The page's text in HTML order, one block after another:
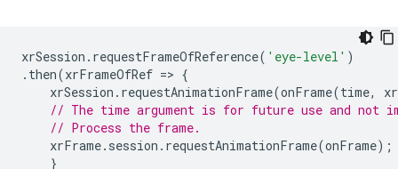
xrSession . requestFrameOfReference( 'eye-level' )
. then(xrFrameOfRef => {
xrSession . requestAnimationFrame(onFrame(time,
// The time argument is for future use and not
// Process the frame.
xrFrame. session . requestAnimationFrame(onFrame);
}